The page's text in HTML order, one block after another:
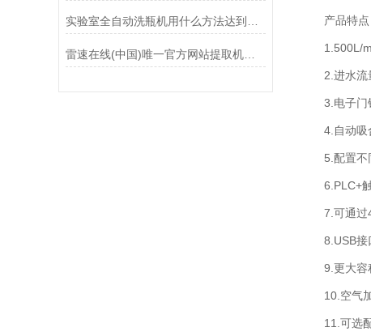
雷速在线(中国)唯一官方网站提取机具备哪6个机械效应
产品特点
1.500L/min
2.进水流量
3.电子门锁
4.自动吸合
5.配置不同
6.PLC+触
7.可通过
8.USB接口
9.更大容积
10.空气加
11.可选配